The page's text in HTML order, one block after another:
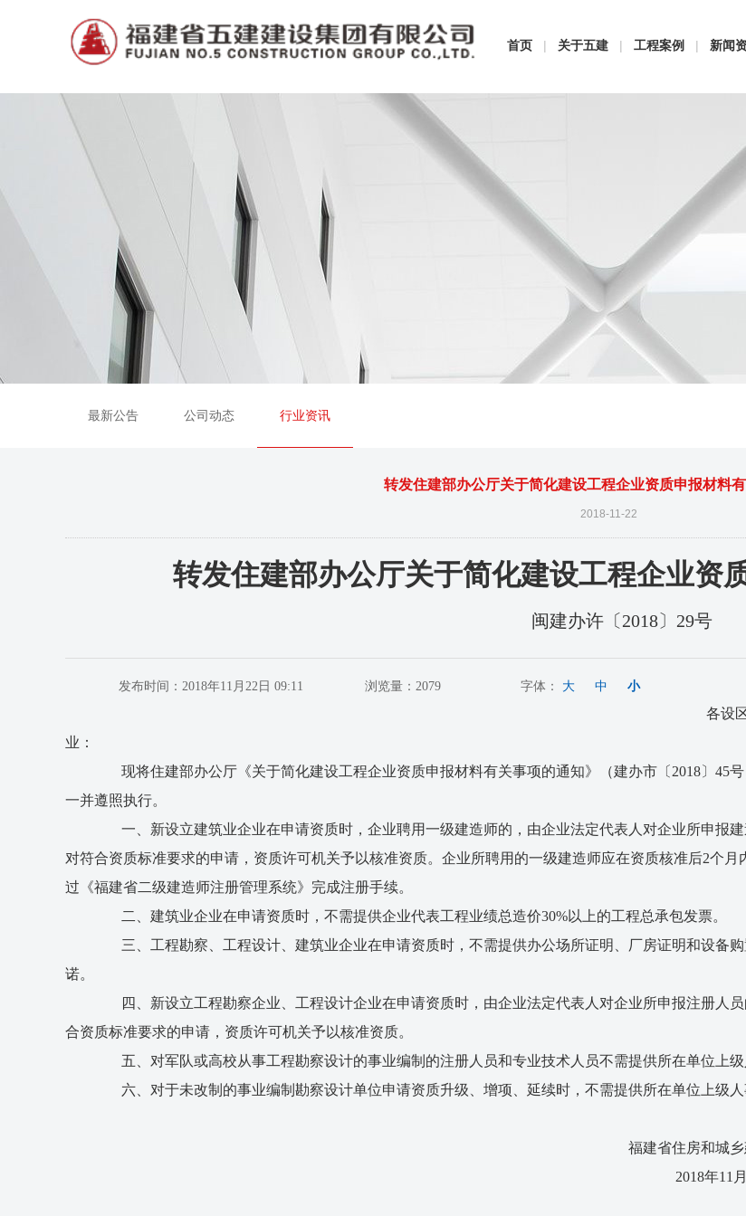
首页 | 关于五建 | 工程案例 | 新闻
最新公告 公司动态 行业资讯
转发住建部办公厅关于简化建设工程企业资质申报材料
2018-11-22
转发住建部办公厅关于简化建设工程企业资
闽建办许〔2018〕29号
发布时间：2018年11月22日 09:11 浏览量：2079 字体： 大 中 小
各设
业：
现将住建部办公厅《关于简化建设工程企业资质申报材料有关事项的通知》（建办市〔2018〕45
一并遵照执行。
一、新设立建筑业企业在申请资质时，企业聘用一级建造师的，由企业法定代表人对企业所申报建
对符合资质标准要求的申请，资质许可机关予以核准资质。企业所聘用的一级建造师应在资质核准后2个
过《福建省二级建造师注册管理系统》完成注册手续。
二、建筑业企业在申请资质时，不需提供企业代表工程业绩总造价30%以上的工程总承包发票。
三、工程勘察、工程设计、建筑业企业在申请资质时，不需提供办公场所证明、厂房证明和设备
诺。
四、新设立工程勘察企业、工程设计企业在申请资质时，由企业法定代表人对企业所申报注册人
合资质标准要求的申请，资质许可机关予以核准资质。
五、对军队或高校从事工程勘察设计的事业编制的注册人员和专业技术人员不需提供所在单位上级
六、对于未改制的事业编制勘察设计单位申请资质升级、增项、延续时，不需提供所在单位上级人
福建省住房和城乡建设厅办
2018年11月16